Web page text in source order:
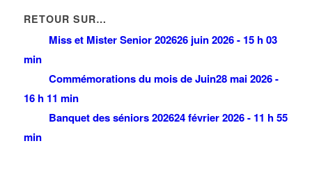
RETOUR SUR…
Miss et Mister Senior 202626 juin 2026 - 15 h 03
min
Commémorations du mois de Juin28 mai 2026 -
16 h 11 min
Banquet des séniors 202624 février 2026 - 11 h 55
min